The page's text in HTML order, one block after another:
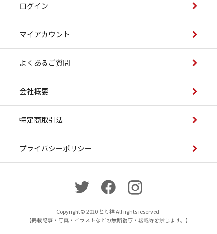
取引法
合わせ
ログイン
マイアカウント
よくあるご質問
会社概要
特定商取引法
プライバシーポリシー
Copyright© 2020 とり祥 All rights reserved.
【掲載記事・写真・イラストなどの無断複写・転載等を禁じます。】